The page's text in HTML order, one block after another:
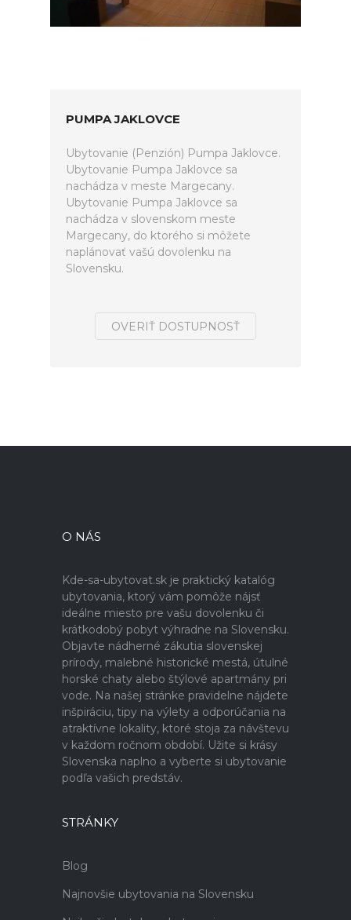
PUMPA JAKLOVCE
Ubytovanie (Penzión) Pumpa Jaklovce.
Ubytovanie Pumpa Jaklovce sa
nachádza v meste Margecany.
Ubytovanie Pumpa Jaklovce sa
nachádza v slovenskom meste
Margecany, do ktorého si môžete
naplánovať vašú dovolenku na
Slovensku.
OVERIŤ DOSTUPNOSŤ
O NÁS
Kde-sa-ubytovat.sk je praktický katalóg
ubytovania, ktorý vám pomôže nájsť
ideálne miesto pre vašu dovolenku či
krátkodobý pobyt výhradne na Slovensku.
Objavte nádherné zákutia slovenskej
prírody, malebné historické mestá, útulné
horské chaty alebo štýlové apartmány pri
vode. Na našej stránke pravidelne nájdete
inšpiráciu, tipy na výlety a odporúčania na
atraktívne lokality, ktoré stoja za návštevu
v každom ročnom období. Užite si krásy
Slovenska naplno a vyberte si ubytovanie
podľa vašich predstáv.
STRÁNKY
Blog
Najnovšie ubytovania na Slovensku